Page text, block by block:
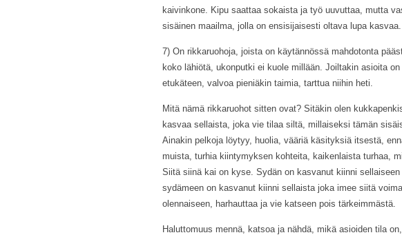
kaivinkone. Kipu saattaa sokaista ja työ uuvuttaa, mutta
sisäinen maailma, jolla on ensisijaisesti oltava lupa kasvaa.
7) On rikkaruohoja, joista on käytännössä mahdotonta
koko lähiötä, ukonputki ei kuole millään. Joiltakin asioita
etukäteen, valvoa pieniäkin taimia, tarttua niihin heti.
Mitä nämä rikkaruohot sitten ovat? Sitäkin olen
kasvaa sellaista, joka vie tilaa siltä, millaiseksi tämän
Ainakin pelkoja löytyy, huolia, vääriä käsityksiä itsestä,
muista, turhia kiintymyksen kohteita, kaikenlaista turhaa,
Siitä siinä kai on kyse. Sydän on kasvanut kiinni
sydämeen on kasvanut kiinni sellaista joka imee siitä
olennaiseen, harhauttaa ja vie katseen pois tärkeimmästä.
Haluttomuus mennä, katsoa ja nähdä, mikä asioiden tila